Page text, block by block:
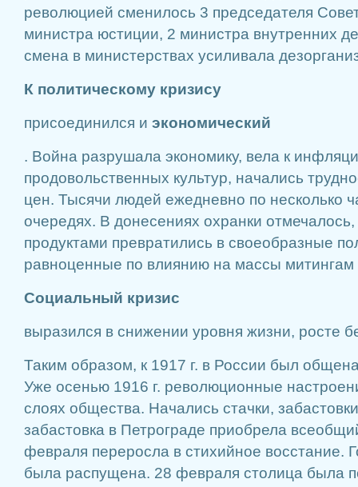
революцией сменилось 3 председателя
министра юстиции, 2 министра внутренних
смена в министерствах усиливала
К политическому кризису
присоединился и экономический
. Война разрушала экономику, вела к
продовольственных культур, начались
цен. Тысячи людей ежедневно по несколько
очередях. В донесениях охранки
продуктами превратились в своеобразные
равноценные по влиянию на массы
Социальный кризис
выразился в снижении уровня жизни, росте
Таким образом, к 1917 г. в России был
Уже осенью 1916 г. революционные
слоях общества. Начались стачки,
забастовка в Петрограде приобрела
февраля переросла в стихийное восстание.
была распущена. 28 февраля столица была